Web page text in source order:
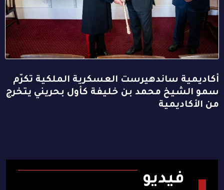
أكاديمية ساندهيرست العسكرية الملكية تكرّم
سمو الشيخ محمد بن خليفة كأول بحريني يتخرج
من الأكاديمية
فيديو